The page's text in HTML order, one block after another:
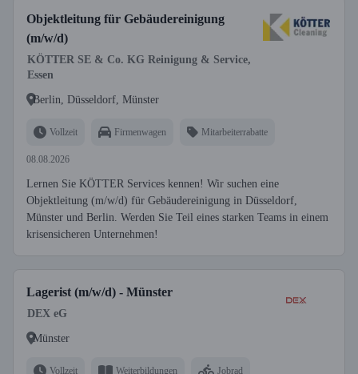
Objektleitung für Gebäudereinigung
(m/w/d)
KÖTTER SE & Co. KG Reinigung & Service,
Essen
Berlin, Düsseldorf, Münster
Vollzeit Firmenwagen Mitarbeiterrabatte
08.08.2026
Lernen Sie KÖTTER Services kennen! Wir suchen eine
Objektleitung (m/w/d) für Gebäudereinigung in Düsseldorf,
Münster und Berlin. Werden Sie Teil eines starken Teams in einem
krisensicheren Unternehmen!
Lagerist (m/w/d) - Münster
DEX eG
Münster
Vollzeit Weiterbildungen Jobrad